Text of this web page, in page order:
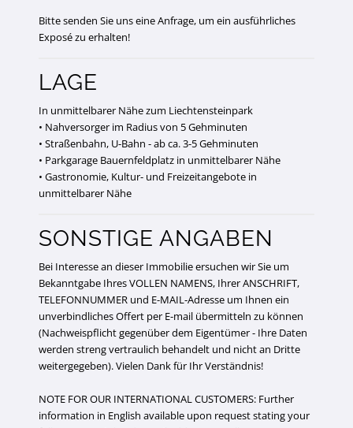
Bitte senden Sie uns eine Anfrage, um ein ausführliches
Exposé zu erhalten!
LAGE
In unmittelbarer Nähe zum Liechtensteinpark
• Nahversorger im Radius von 5 Gehminuten
• Straßenbahn, U-Bahn - ab ca. 3-5 Gehminuten
• Parkgarage Bauernfeldplatz in unmittelbarer Nähe
• Gastronomie, Kultur- und Freizeitangebote in
unmittelbarer Nähe
SONSTIGE ANGABEN
Bei Interesse an dieser Immobilie ersuchen wir Sie um
Bekanntgabe Ihres VOLLEN NAMENS, Ihrer ANSCHRIFT,
TELEFONNUMMER und E-MAIL-Adresse um Ihnen ein
unverbindliches Offert per E-mail übermitteln zu können
(Nachweispflicht gegenüber dem Eigentümer - Ihre Daten
werden streng vertraulich behandelt und nicht an Dritte
weitergegeben). Vielen Dank für Ihr Verständnis!
NOTE FOR OUR INTERNATIONAL CUSTOMERS: Further
information in English available upon request stating your